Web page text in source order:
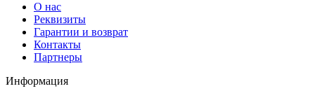
О нас
Реквизиты
Гарантии и возврат
Контакты
Партнеры
Информация